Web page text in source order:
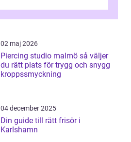
02 maj 2026
Piercing studio malmö så väljer
du rätt plats för trygg och snygg
kroppssmyckning
04 december 2025
Din guide till rätt frisör i
Karlshamn